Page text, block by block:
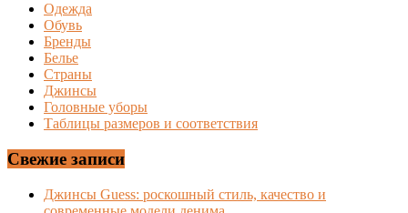
Одежда
Обувь
Бренды
Белье
Страны
Джинсы
Головные уборы
Таблицы размеров и соответствия
Свежие записи
Джинсы Guess: роскошный стиль, качество и